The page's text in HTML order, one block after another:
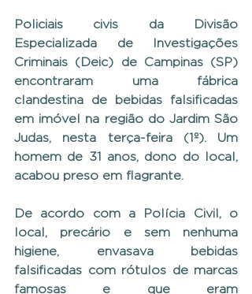
Policiais civis da Divisão
Especializada de Investigações
Criminais (Deic) de Campinas (SP)
encontraram uma fábrica
clandestina de bebidas falsificadas
em imóvel na região do Jardim São
Judas, nesta terça-feira (1º). Um
homem de 31 anos, dono do local,
acabou preso em flagrante.
De acordo com a Polícia Civil, o
local, precário e sem nenhuma
higiene, envasava bebidas
falsificadas com rótulos de marcas
famosas e que eram